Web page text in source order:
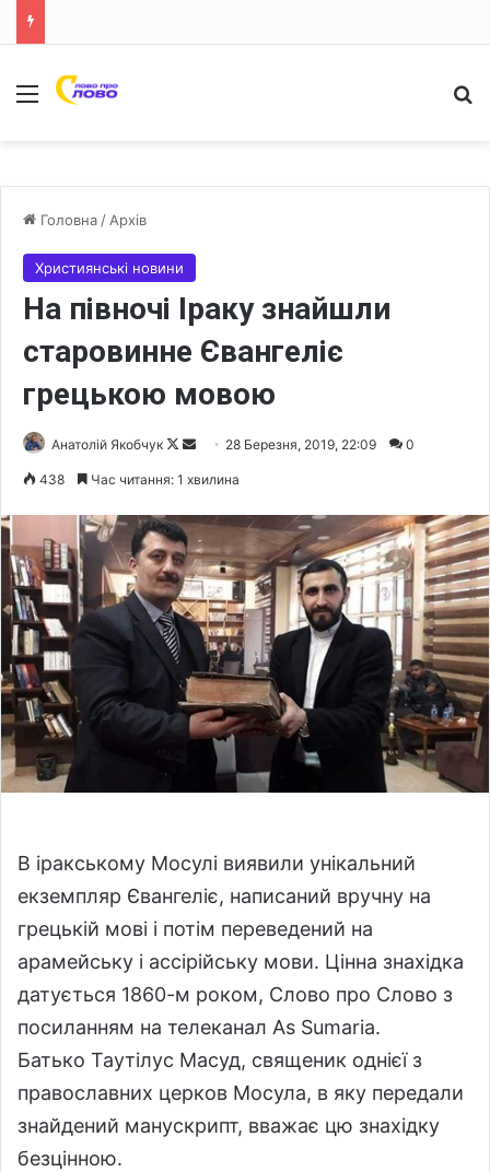
Меню
Головна / Архів
Християнські новини
На півночі Іраку знайшли
старовинне Євангеліє
грецькою мовою
Анатолій Якобчук
F
l
o
w
o
d
a
n
e
m
i
l
28 Березня, 2019, 22:09 0
438 Час читання: 1 хвилина
В іракському Мосулі виявили унікальний
екземпляр Євангеліє, написаний вручну на
грецькій мові і потім переведений на
арамейську і ассірійську мови. Цінна знахідка
датується 1860-м роком, Слово про Слово з
посиланням на телеканал As Sumaria.
Батько Таутілус Масуд, священик однієї з
православних церков Мосула, в яку передали
знайдений манускрипт, вважає цю знахідку
безцінною.